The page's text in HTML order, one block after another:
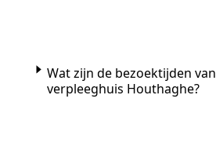
Wat zijn de bezoektijden van
verpleeghuis Houthaghe?